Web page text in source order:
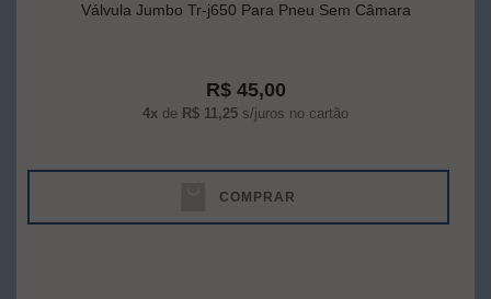
Válvula Jumbo Tr-j650 Para Pneu Sem Câmara
R$ 45,00
4x de R$ 11,25 s/juros no cartão
COMPRAR